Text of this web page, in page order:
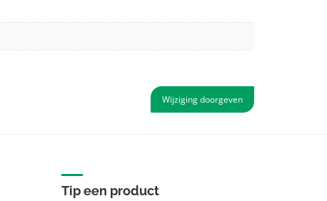
Wijziging doorgeven
Tip een product